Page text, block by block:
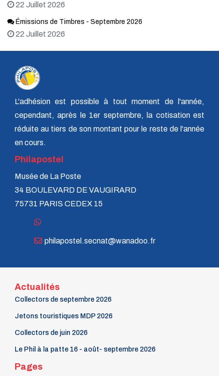
22 Juillet 2026
Émissions de Timbres - Septembre 2026
22 Juillet 2026
L'adhésion est possible à tout moment de l'année,
cependant, après le 1er septembre, la cotisation est
réduite au tiers de son montant pour le reste de l'année
en cours.
Philapostel
Musée de La Poste
34 BOULEVARD DE VAUGIRARD
75731 PARIS CEDEX 15
philapostel.secnat@wanadoo.fr
Actualités
Collectors de septembre 2026
Jetons touristiques MDP 2026
Collectors de juin 2026
Le Phil à la patte 16 - août- septembre 2026
Pages